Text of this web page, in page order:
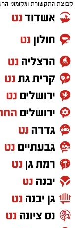
לחצו כאן
יש לכם מידע
חדשותי?
אותנו
קבוצת התקשורת ומקומוני